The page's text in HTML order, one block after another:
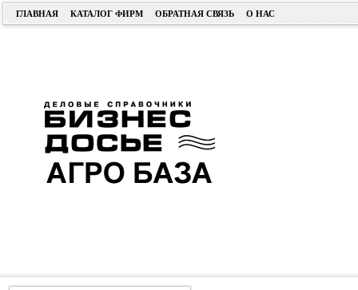
ГЛАВНАЯ КАТАЛОГ ФИРМ ОБРАТНАЯ СВЯЗЬ О НАС